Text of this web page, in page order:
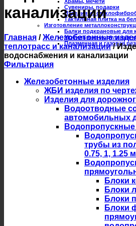
Сувениры, подарки
Изделия из
Тактильная плитка на
Изготовление
Балки подкрановые для
Мобильные модульные
Плазменная и газовая
канализации
Главная / Железобетонные
теплотрасс и канализации /
водоснабжения и канализации
Фильтрация
Железобетонные изделия
ЖБИ изделия по
Изделия для
Водоотводные
автомобильных
трубы из
0.75, 1, 1.25
Блоки
Блоки
Блоки
Блоки